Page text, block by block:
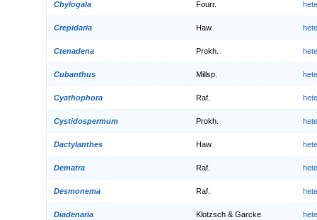
Chylogala Fourr.
Crepidaria Haw.
Ctenadena Prokh.
Cubanthus Millsp.
Cyathophora Raf.
Cystidospermum Prokh.
Dactylanthes Haw.
Dematra Raf.
Desmonema Raf.
Diadenaria Klotzsch & Garcke